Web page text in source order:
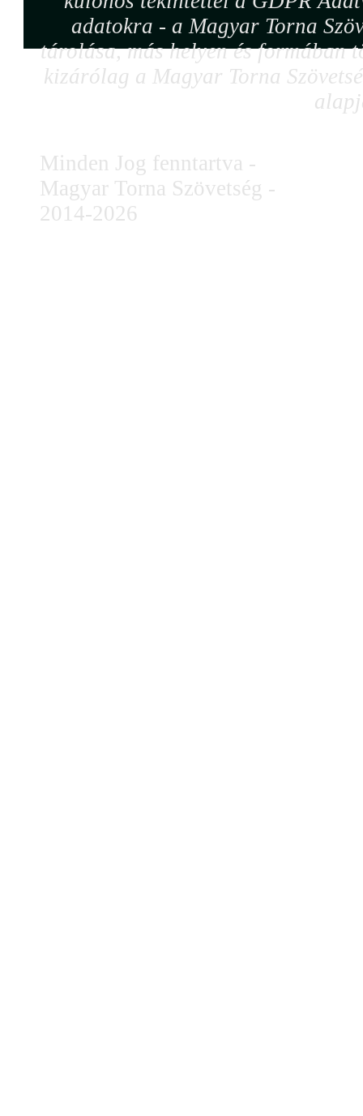
adatokra - a Magyar Torna
tárolása, más helyen és formában
kizárólag a Magyar Torna
Minden Jog fenntartva -
Magyar Torna Szövetség -
2014-2026